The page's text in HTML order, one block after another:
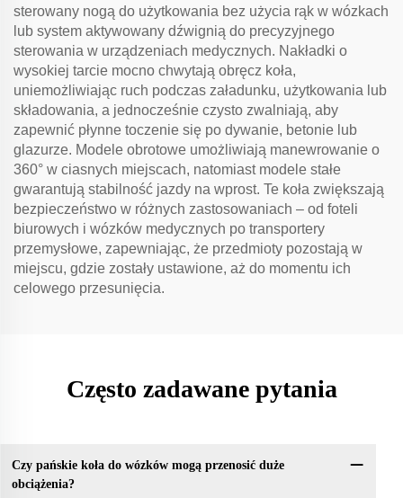
sterowany nogą do użytkowania bez użycia rąk w wózkach
lub system aktywowany dźwignią do precyzyjnego
sterowania w urządzeniach medycznych. Nakładki o
wysokiej tarcie mocno chwytają obręcz koła,
uniemożliwiając ruch podczas załadunku, użytkowania lub
składowania, a jednocześnie czysto zwalniają, aby
zapewnić płynne toczenie się po dywanie, betonie lub
glazurze. Modele obrotowe umożliwiają manewrowanie o
360° w ciasnych miejscach, natomiast modele stałe
gwarantują stabilność jazdy na wprost. Te koła zwiększają
bezpieczeństwo w różnych zastosowaniach – od foteli
biurowych i wózków medycznych po transportery
przemysłowe, zapewniając, że przedmioty pozostają w
miejscu, gdzie zostały ustawione, aż do momentu ich
celowego przesunięcia.
Często zadawane pytania
Czy pańskie koła do wózków mogą przenosić duże
obciążenia?